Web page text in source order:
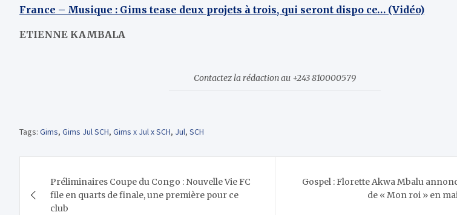
France – Musique : Gims tease deux projets à trois, qui seront dispo ce… (Vidéo)
ETIENNE KAMBALA
Contactez la rédaction au +243 810000579
Tags: Gims, Gims Jul SCH, Gims x Jul x SCH, Jul, SCH
de
Préliminaires Coupe du Congo : Nouvelle Vie FC
file en quarts de finale, une première pour ce
club
Gospel : Florette Akwa Mbalu
de « Mon roi » en